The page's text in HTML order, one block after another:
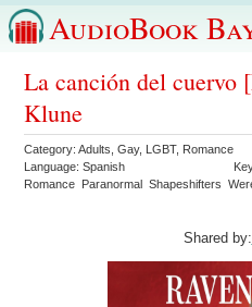
AudioBook
La canción del cuervo
Klune
Category:Adults ,Gay, LGBT, Romance
Language:Spanish
Romance Paranormal Shapeshifters
Shared by: